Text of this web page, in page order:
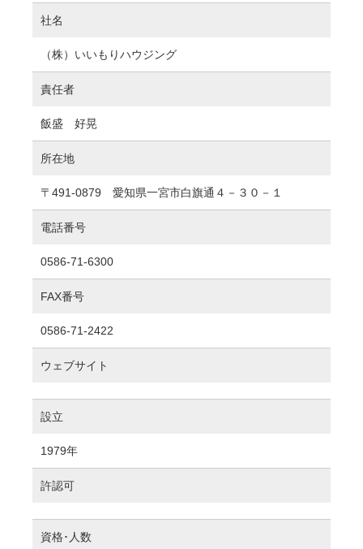
社名
（株）いいもりハウジング
責任者
飯盛 好晃
所在地
〒491-0879 愛知県一宮市白旗通４－３０－１
電話番号
0586-71-6300
FAX番号
0586-71-2422
ウェブサイト
設立
1979年
許認可
資格･人数